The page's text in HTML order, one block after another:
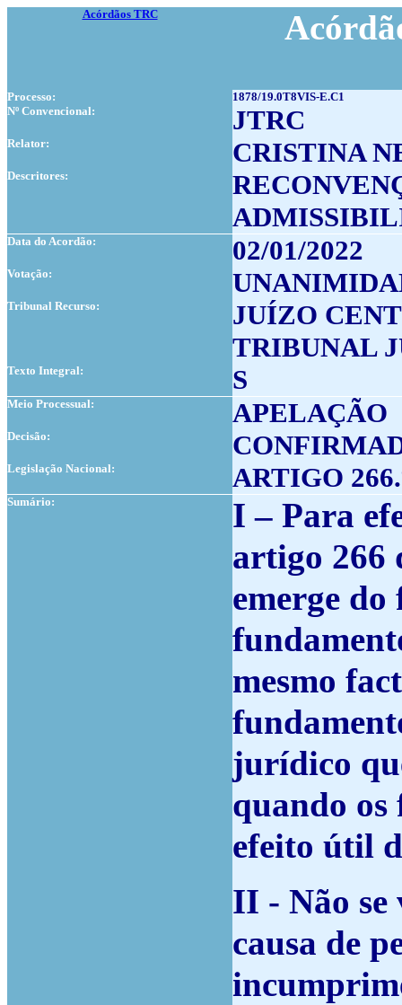
Acórdãos TRC
Processo:
1878/19.0T8VIS-E.C1
Nº Convencional:
JTRC
Relator: CRISTINA
Descritores:
Data do Acordão: 02/01/2022
Votação:
Tribunal Recurso:
JUÍZO
TRIBUNAL
Texto Integral: S
Meio Processual: APELAÇÃO
Decisão:
Legislação Nacional: ARTIGO
Sumário:
I – Para
artigo 266
emerge
mesmo
jurídico
quando os
efeito útil
II - Não
causa de